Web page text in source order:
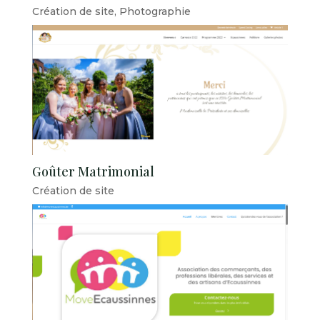
Création de site, Photographie
Goûter Matrimonial
Création de site